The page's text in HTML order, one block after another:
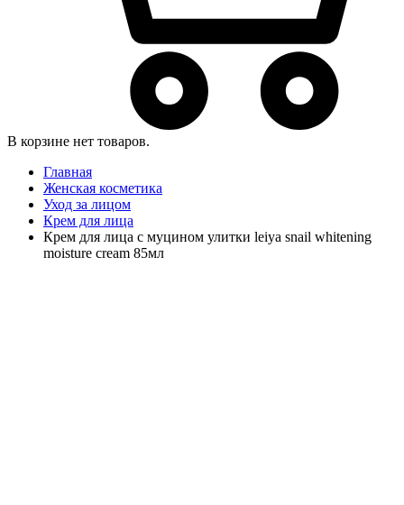
В корзине нет товаров.
Главная
Женская косметика
Уход за лицом
Крем для лица
Крем для лица с муцином улитки leiya snail whitening
moisture cream 85мл